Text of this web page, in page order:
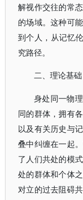
解视作交往的常
的场域。这种可
到个人，从记忆
究路径。
二、理论基
身处同一物
同的群体，拥有
以及有关历史与
叠中纠缠在一起
了人们共处的模
处的群体和个体
对立的过去阻碍